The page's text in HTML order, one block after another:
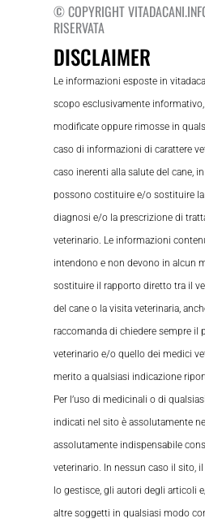
© COPYRIGHT
RISERVATA
DISCLAIMER
Le informazioni esposte in
scopo esclusivamente
modificate oppure rimosse in
caso di informazioni di carattere
caso inerenti alla salute del cane,
possono costituire e/o sostituire
diagnosi e/o la prescrizione di
veterinario. Le informazioni
intendono e non devono in alcun
sostituire il rapporto diretto tra il
del cane o la visita veterinaria,
raccomanda di chiedere sempre il
veterinario e/o quello dei medici
merito a qualsiasi indicazione
Per l’uso di medicinali o di
indicati nel sito è assolutamente
assolutamente indispensabile
veterinario. In nessun caso il sito, il
lo gestisce, gli autori degli articoli
altre soggetti in qualsiasi modo